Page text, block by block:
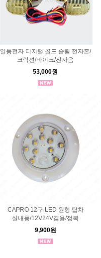
일등전자 디지털 골드 슬림 전자혼/
크락션/바이크/전자음
53,000원
CAPRO 12구 LED 원형 탑차
실내등/12V24V겸용/정복
9,900원